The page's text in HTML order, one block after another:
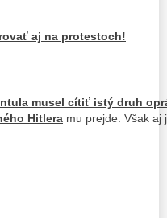
aj na protestoch!
musel cítiť istý druh
Hitlera mu prejde. Však aj